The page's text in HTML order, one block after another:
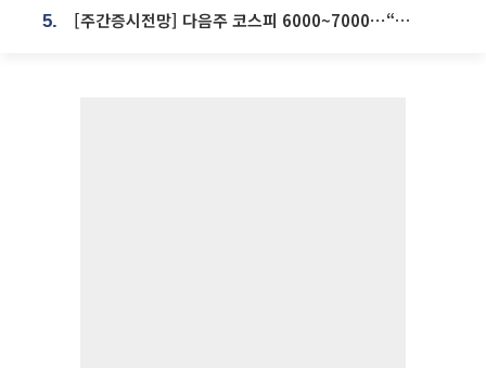
5. [주간증시전망] 다음주 코스피 6000~7000⋯“外人 수급은 정책이 변수”